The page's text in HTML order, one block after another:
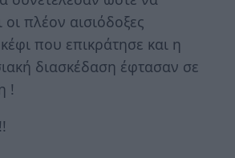
πλέον αισιόδοξες
που επικράτησε και η
διασκέδαση έφτασαν σε
!